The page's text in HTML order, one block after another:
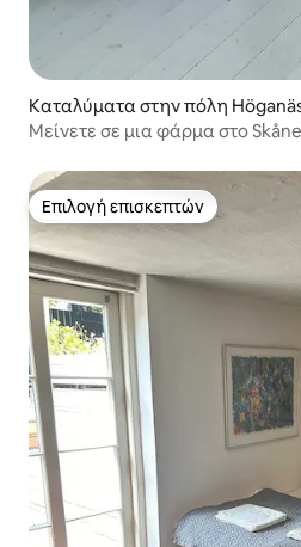
Καταλύματα στην πόλη
Μείνετε σε μια φάρμα στο
Επιλογή επισκεπτών
Επιλογή επισκεπτών